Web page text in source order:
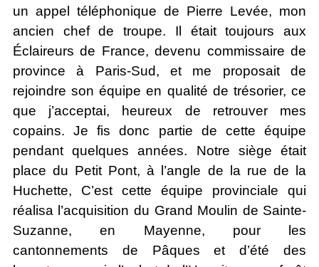
un appel téléphonique de Pierre Levée, mon
ancien chef de troupe. Il était toujours aux
Éclaireurs de France, devenu commissaire de
province à Paris-Sud, et me proposait de
rejoindre son équipe en qualité de trésorier, ce
que j’acceptai, heureux de retrouver mes
copains. Je fis donc partie de cette équipe
pendant quelques années. Notre siège était
place du Petit Pont, à l’angle de la rue de la
Huchette, C’est cette équipe provinciale qui
réalisa l’acquisition du Grand Moulin de Sainte-
Suzanne, en Mayenne, pour les
cantonnements de Pâques et d’été des